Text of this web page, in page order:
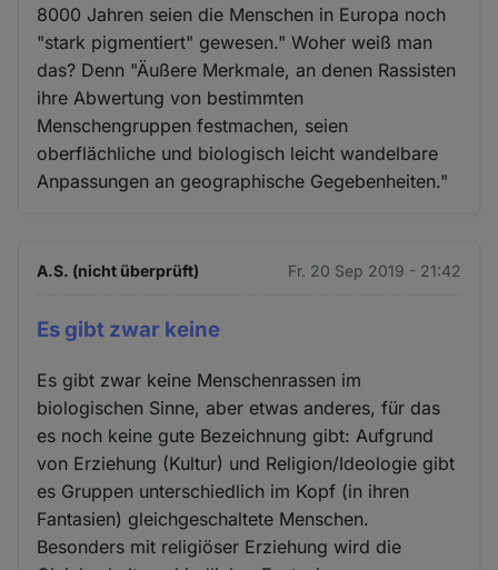
8000 Jahren seien die Menschen in Europa noch
"stark pigmentiert" gewesen." Woher weiß man
das? Denn "Äußere Merkmale, an denen Rassisten
ihre Abwertung von bestimmten
Menschengruppen festmachen, seien
oberflächliche und biologisch leicht wandelbare
Anpassungen an geographische Gegebenheiten."
A.S. (nicht überprüft) Fr. 20 Sep 2019 - 21:42
Es gibt zwar keine
Es gibt zwar keine Menschenrassen im
biologischen Sinne, aber etwas anderes, für das
es noch keine gute Bezeichnung gibt: Aufgrund
von Erziehung (Kultur) und Religion/Ideologie gibt
es Gruppen unterschiedlich im Kopf (in ihren
Fantasien) gleichgeschaltete Menschen.
Besonders mit religiöser Erziehung wird die